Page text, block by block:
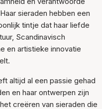
sieraden hebben een
tintje dat haar liefde
Scandinavisch
en artistieke innovatie
altijd al een passie gehad
en haar ontwerpen zijn
creëren van sieraden die